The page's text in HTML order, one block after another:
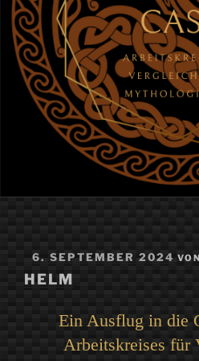
AM
6. SEPTEMBER 2024 VON
HELM
Ein Ausflug in die
Arbeitskreises für